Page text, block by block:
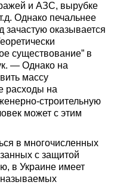
и АЗС, вырубке
Однако печальнее
зачастую оказывается
существование” в
— Однако на
массу
расходы на
строительную
может с этим
в многочисленных
с защитой
в Украине имеет
называемых